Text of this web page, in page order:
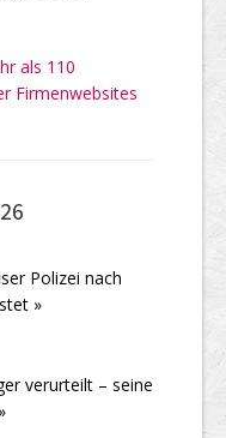
als 110
Firmenwebsites
Polizei nach
»
verurteilt – seine